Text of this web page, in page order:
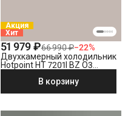
Акция
Хит
51 979 ₽66 990 ₽−22%
Двухкамерный холодильник
Hotpoint HT 7201I BZ O3
В корзину